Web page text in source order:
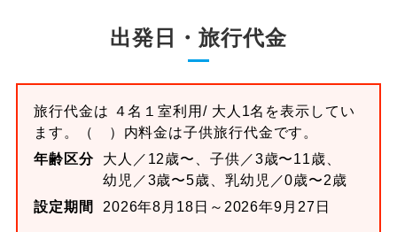
出発日・旅行代金
旅行代金は ４名１室利用/ 大人1名を表示してい
ます。
（ ）内料金は子供旅行代金です。
年齢区分
大人／12歳〜、子供／3歳〜11歳、
幼児／3歳〜5歳、乳幼児／0歳〜2歳
設定期間
2026年8月18日～2026年9月27日